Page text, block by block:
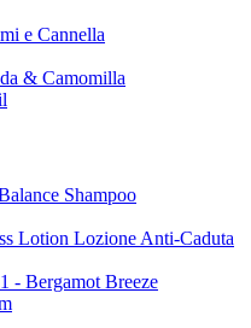
e Cannella
& Camomilla
Shampoo
Lotion Lozione Anti-Caduta
- Bergamot Breeze